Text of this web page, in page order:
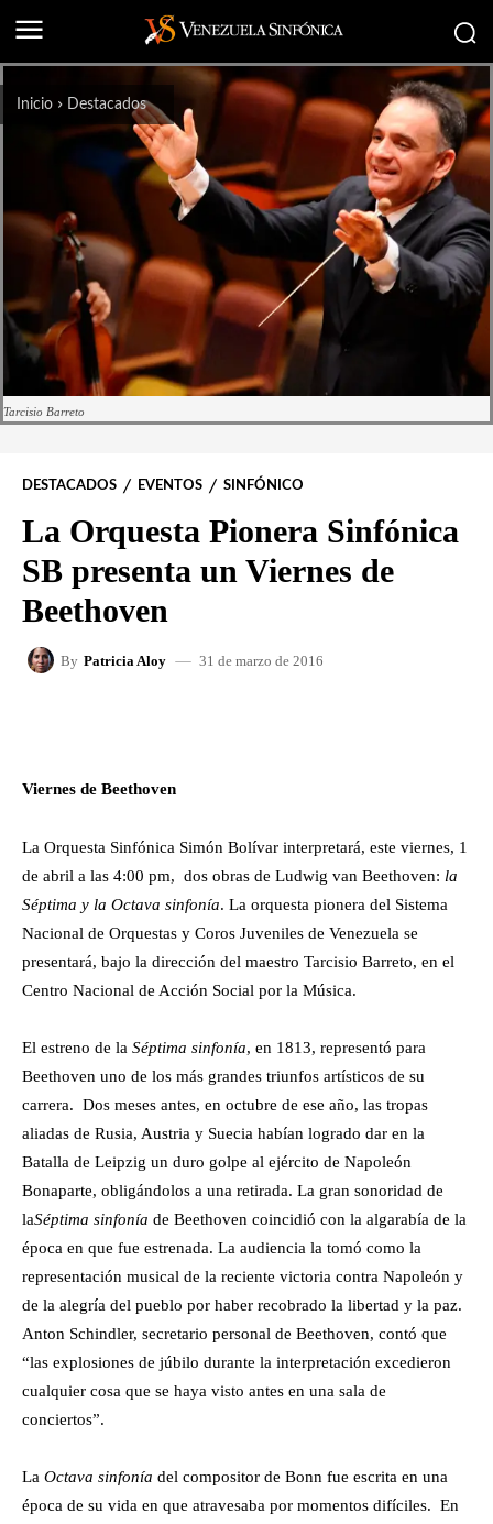
Inicio Destacados
Tarcisio Barreto
DESTACADOS EVENTOS SINFÓNICO
La Orquesta Pionera Sinfónica
SB presenta un Viernes de
Beethoven
By Patricia Aloy 31 de marzo de 2016
Viernes de Beethoven
La Orquesta Sinfónica Simón Bolívar interpretará, este viernes, 1
de abril a las 4:00 pm, dos obras de Ludwig van Beethoven: la
Séptima y la Octava sinfonía. La orquesta pionera del Sistema
Nacional de Orquestas y Coros Juveniles de Venezuela se
presentará, bajo la dirección del maestro Tarcisio Barreto, en el
Centro Nacional de Acción Social por la Música.
El estreno de la Séptima sinfonía, en 1813, representó para
Beethoven uno de los más grandes triunfos artísticos de su
carrera. Dos meses antes, en octubre de ese año, las tropas
aliadas de Rusia, Austria y Suecia habían logrado dar en la
Batalla de Leipzig un duro golpe al ejército de Napoleón
Bonaparte, obligándolos a una retirada. La gran sonoridad de
laSéptima sinfonía de Beethoven coincidió con la algarabía de la
época en que fue estrenada. La audiencia la tomó como la
representación musical de la reciente victoria contra Napoleón y
de la alegría del pueblo por haber recobrado la libertad y la paz.
Anton Schindler, secretario personal de Beethoven, contó que
“las explosiones de júbilo durante la interpretación excedieron
cualquier cosa que se haya visto antes en una sala de
conciertos”.
La Octava sinfonía del compositor de Bonn fue escrita en una
época de su vida en que atravesaba por momentos difíciles. En